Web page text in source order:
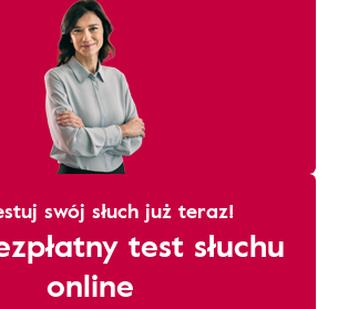
swój słuch już teraz!
test słuchu
online